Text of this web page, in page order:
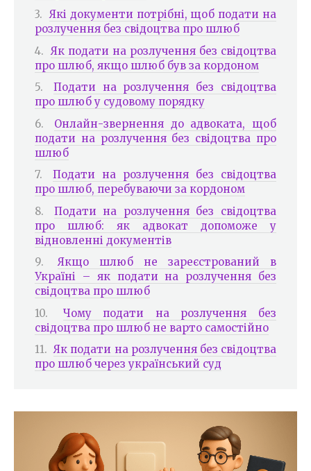
Які документи потрібні, щоб подати на
розлучення без свідоцтва про шлюб
Як подати на розлучення без свідоцтва
про шлюб, якщо шлюб був за кордоном
Подати на розлучення без свідоцтва
про шлюб у судовому порядку
Онлайн-звернення до адвоката, щоб
подати на розлучення без свідоцтва про
шлюб
Подати на розлучення без свідоцтва
про шлюб, перебуваючи за кордоном
Подати на розлучення без свідоцтва
про шлюб: як адвокат допоможе у
відновленні документів
Якщо шлюб не зареєстрований в
Україні – як подати на розлучення без
свідоцтва про шлюб
Чому подати на розлучення без
свідоцтва про шлюб не варто самостійно
Як подати на розлучення без свідоцтва
про шлюб через український суд